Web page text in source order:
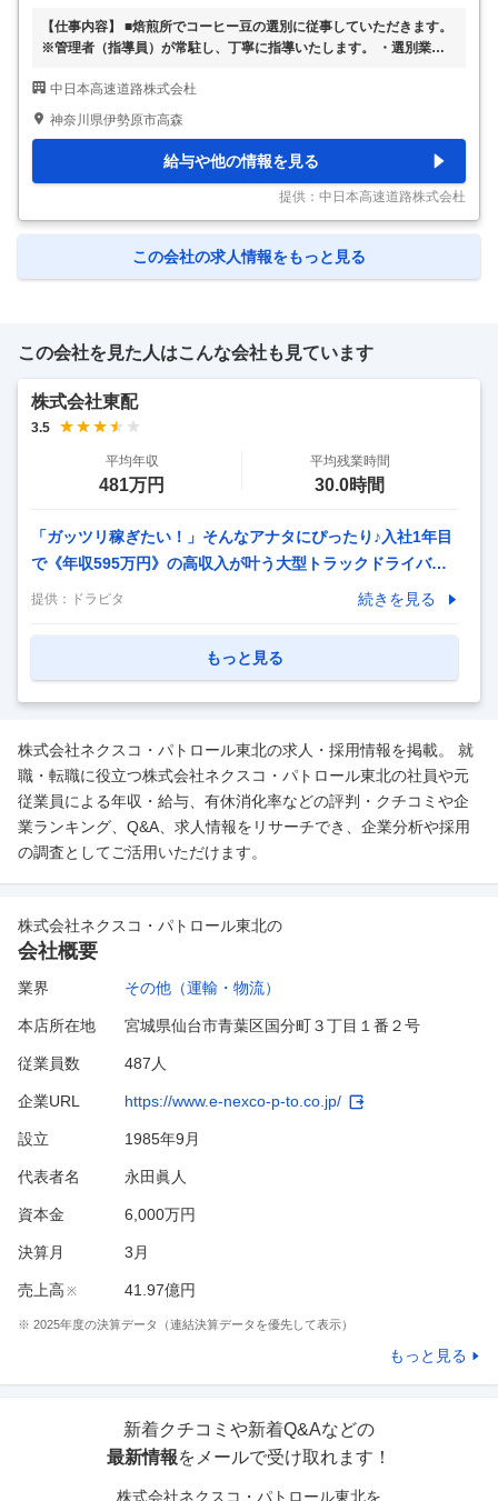
【仕事内容】 ■焙煎所でコーヒー豆の選別に従事していただきます。
※管理者（指導員）が常駐し、丁寧に指導いたします。 ・選別業務：
豆を粉砕機にかけ、ドリップパック等に加工・ラッピングして出荷し
ます。 ・その他、清掃や日報作成（手書き）、それに付随する業務
ありの清潔で安心して働ける環境です。 ※業務変更範囲：変更なし
【作業マニュアルあり！未経験でも安心】 入社後1ヶ月の研修がある
ため、未経験の方でも安心してスタートできます。 作っていただい
たコーヒーは多くの方に飲んで…
中日本高速道路株式会杜
神奈川県伊勢原市高森
給与や他の情報を見る
提供：中日本高速道路株式会杜
この会社の求人情報をもっと見る
この会社を見た人はこんな会社も見ています
株式会社東配
3.5
平均年収
481万円
平均残業時間
30.0時間
「ガッツリ稼ぎたい！」そんなアナタにぴったり♪入社1年目
で《年収595万円》の高収入が叶う大型トラックドライバー
を大募集！10t冷凍冷蔵車にて生鮮食品の長距離輸送をお任
がPOINT★】週休2日制＊月6～8日休みでありながら…《平
更なる収入UPを目指しませんか？ 《30代40代活躍中》食品
関係で安定感◎家族も安心の転職可！賞与計3回：計3.4カ月
分の実績あり 「最近のドライバー…
提供： ドラピタ 続きを見る
もっと見る
株式会社ネクスコ・パトロール東北の求人・採用情報を掲載。 就
職・転職に役立つ株式会社ネクスコ・パトロール東北の社員や元
従業員による年収・給与、有休消化率などの評判・クチコミや企
業ランキング、Q&A、求人情報をリサーチでき、企業分析や採用
の調査としてご活用いただけます。
株式会社ネクスコ・パトロール東北の
会社概要
業界 その他（運輸・物流）
本店所在地 宮城県仙台市青葉区国分町３丁目１番２号
従業員数 487人
企業URL https://www.e-nexco-p-to.co.jp/
設立 1985年9月
代表者名 永田眞人
資本金 6,000万円
決算月 3 月
売上高 ※ 41.97億円
※ 2025年度の決算データ（連結決算データを優先して表示）
もっと見る
新着クチコミや新着Q&Aなどの
最新情報をメールで受け取れます！
株式会社ネクスコ・パトロール東北を